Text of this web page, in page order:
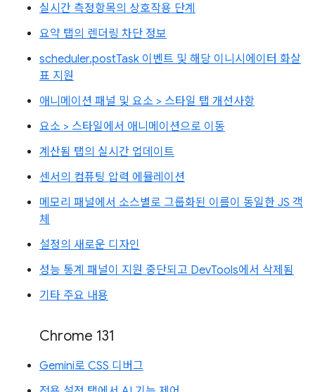
실시간 측정항목의 상호작용 단계
요약 탭의 렌더링 차단 정보
scheduler.postTask 이벤트 및 해당 이니시에이터 화살
표 지원
애니메이션 패널 및 요소 > 스타일 탭 개선사항
요소 > 스타일에서 애니메이션으로 이동
계산됨 탭의 실시간 업데이트
센서의 컴퓨팅 압력 에뮬레이션
메모리 패널에서 소스별로 그룹화된 이름이 동일한 JS 객
체
설정의 새로운 디자인
성능 통계 패널이 지원 중단되고 DevTools에서 삭제됨
기타 주요 내용
Chrome 131
Gemini로 CSS 디버그